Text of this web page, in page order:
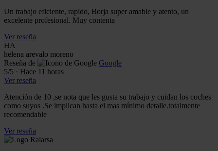
Un trabajo eficiente, rapido, Borja super amable y atento, un
excelente profesional. Muy contenta
Ver reseña
HA
helena arevalo moreno
Reseña de
Google
5/5 · Hace 11 horas
Ver reseña
Atención de 10 ,se nota que les gusta su trabajo y cuidan los coches
como suyos .Se implican hasta el mas mínimo detalle.totalmente
recomendable
Ver reseña